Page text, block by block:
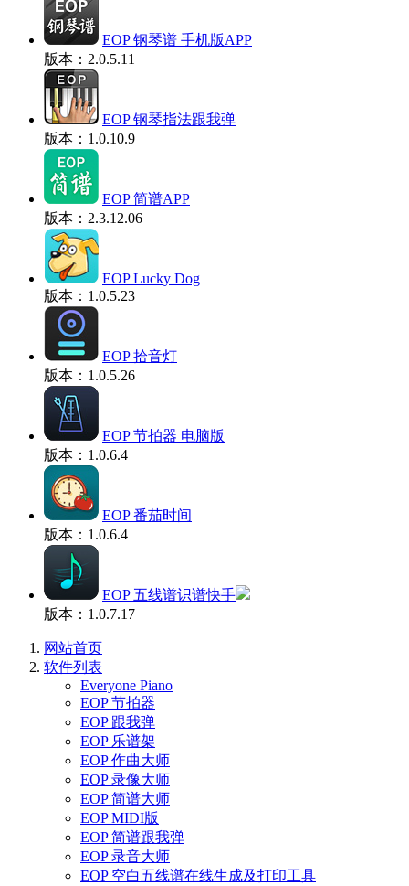
EOP 钢琴谱 手机版APP
版本：2.0.5.11
EOP 钢琴指法跟我弹
版本：1.0.10.9
EOP 简谱APP
版本：2.3.12.06
EOP Lucky Dog
版本：1.0.5.23
EOP 拾音灯
版本：1.0.5.26
EOP 节拍器 电脑版
版本：1.0.6.4
EOP 番茄时间
版本：1.0.6.4
EOP 五线谱识谱快手
版本：1.0.7.17
网站首页
软件列表
Everyone Piano
EOP 节拍器
EOP 跟我弹
EOP 乐谱架
EOP 作曲大师
EOP 录像大师
EOP 简谱大师
EOP MIDI版
EOP 简谱跟我弹
EOP 录音大师
EOP 空白五线谱在线生成及打印工具